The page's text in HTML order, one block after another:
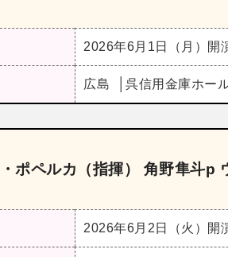
2026年6月1日（月） 開
広島 呉信用金庫ホー
ポペルカ（指揮） 角野隼斗p
2026年6月2日（火） 開